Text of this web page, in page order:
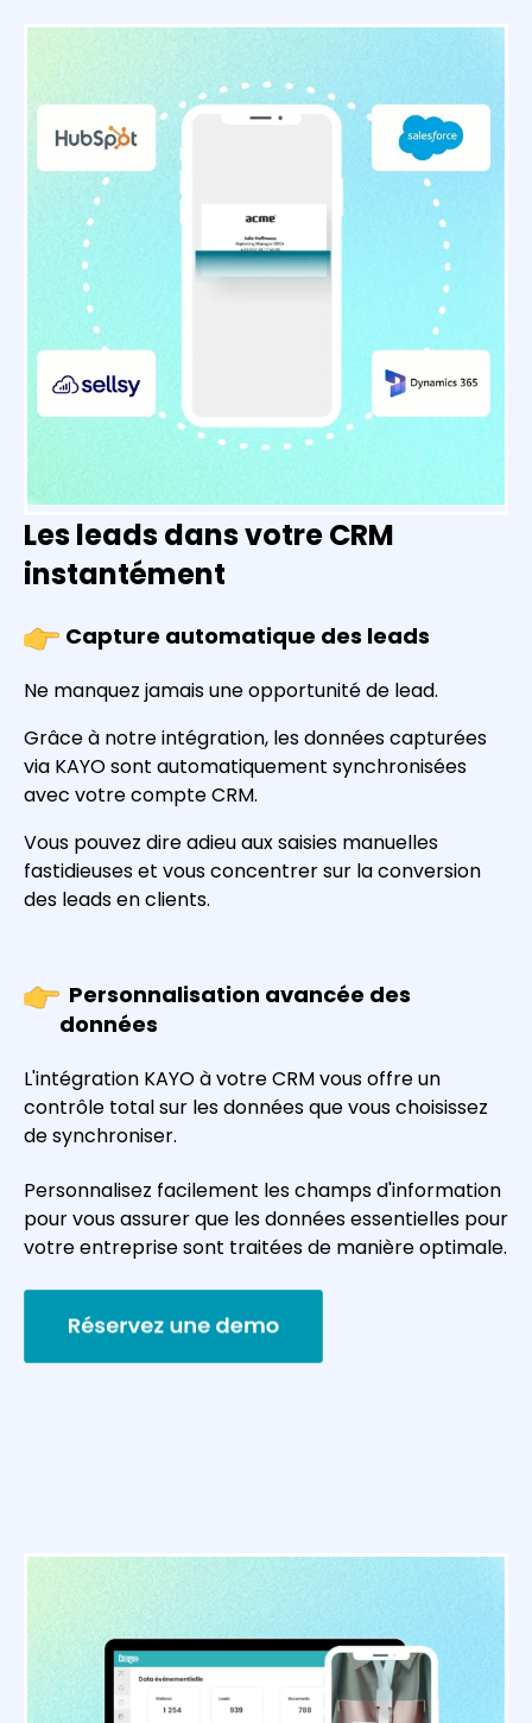
Les leads dans votre CRM
instantément
Capture automatique des leads
Ne manquez jamais une opportunité de lead.
Grâce à notre intégration, les données capturées
via KAYO sont automatiquement synchronisées
avec votre compte CRM.
Vous pouvez dire adieu aux saisies manuelles
fastidieuses et vous concentrer sur la conversion
des leads en clients.
Personnalisation avancée des
données
L'intégration KAYO à votre CRM vous offre un
contrôle total sur les données que vous choisissez
de synchroniser.
Personnalisez facilement les champs d'information
pour vous assurer que les données essentielles pour
votre entreprise sont traitées de manière optimale.